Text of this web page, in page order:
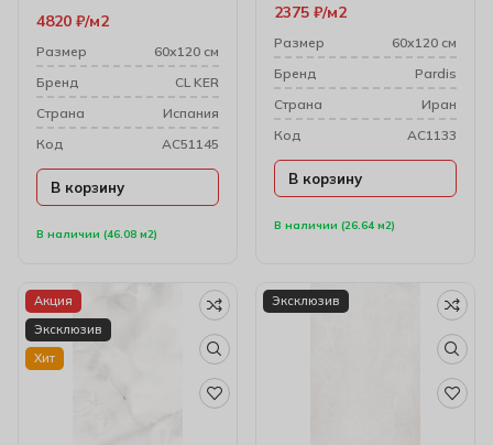
В наличии (46.08 м2)
4820 ₽ м2
Размер
60х120 см
Бренд
CL KER
Cтрана
Испания
Код
AC51145
В корзину
В наличии (26.64 м2)
2375 ₽ м2
Размер
60х120 см
Бренд
Pardis
Cтрана
Иран
Код
AC1133
В корзину
Акция
Эксклюзив
Хит
Эксклюзив